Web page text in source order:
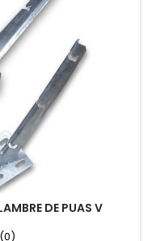
DE PUAS V
(0)